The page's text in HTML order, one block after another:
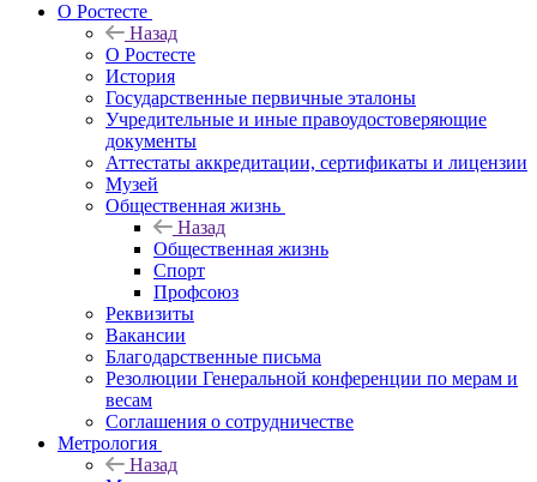
О Ростесте
Назад
О Ростесте
История
Государственные первичные эталоны
Учредительные и иные правоудостоверяющие
документы
Аттестаты аккредитации, сертификаты и лицензии
Музей
Общественная жизнь
Назад
Общественная жизнь
Спорт
Профсоюз
Реквизиты
Вакансии
Благодарственные письма
Резолюции Генеральной конференции по мерам и
весам
Соглашения о сотрудничестве
Метрология
Назад